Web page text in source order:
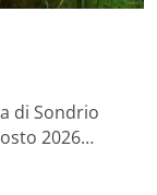
di Sondrio
2026…